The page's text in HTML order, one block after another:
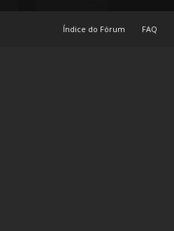
Índice do Fórum FAQ